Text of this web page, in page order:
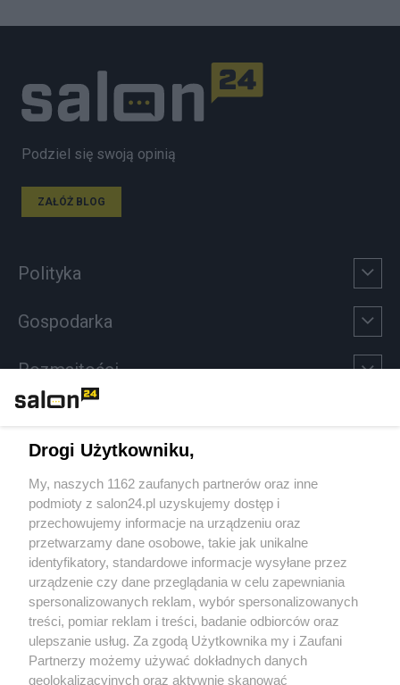
Podziel się swoją opinią
ZAŁÓŻ BLOG
Polityka
Gospodarka
Rozmaitości
Sport
Społeczeństwo
Kultura
X Facebook Instagram Youtube
Drogi Użytkowniku,
My, naszych 1162 zaufanych partnerów oraz inne
podmioty z salon24.pl uzyskujemy dostęp i
przechowujemy informacje na urządzeniu oraz
przetwarzamy dane osobowe, takie jak unikalne
identyfikatory, standardowe informacje wysyłane przez
urządzenie czy dane przeglądania w celu zapewniania
spersonalizowanych reklam, wybór spersonalizowanych
treści, pomiar reklam i treści, badanie odbiorców oraz
ulepszanie usług. Za zgodą Użytkownika my i Zaufani
Partnerzy możemy używać dokładnych danych
geolokalizacyjnych oraz aktywnie skanować